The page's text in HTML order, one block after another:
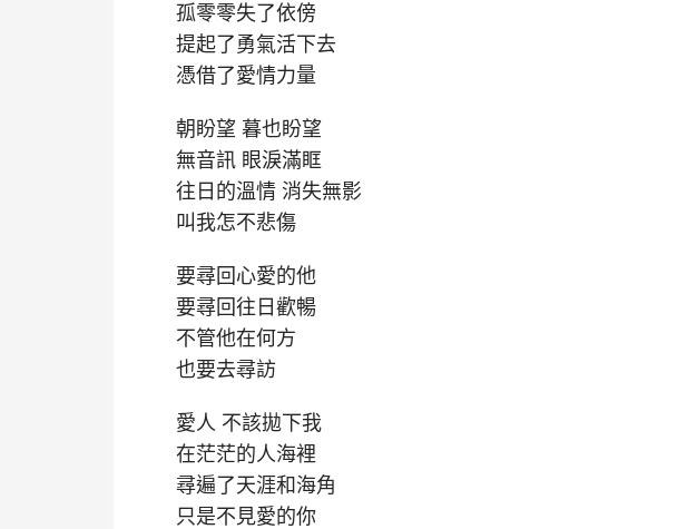
孤零零失了依傍
提起了勇氣活下去
憑借了愛情力量
朝盼望 暮也盼望
無音訊 眼淚滿眶
往日的溫情 消失無影
叫我怎不悲傷
要尋回心愛的他
要尋回往日歡暢
不管他在何方
也要去尋訪
愛人 不該拋下我
在茫茫的人海裡
尋遍了天涯和海角
只是不見愛的你